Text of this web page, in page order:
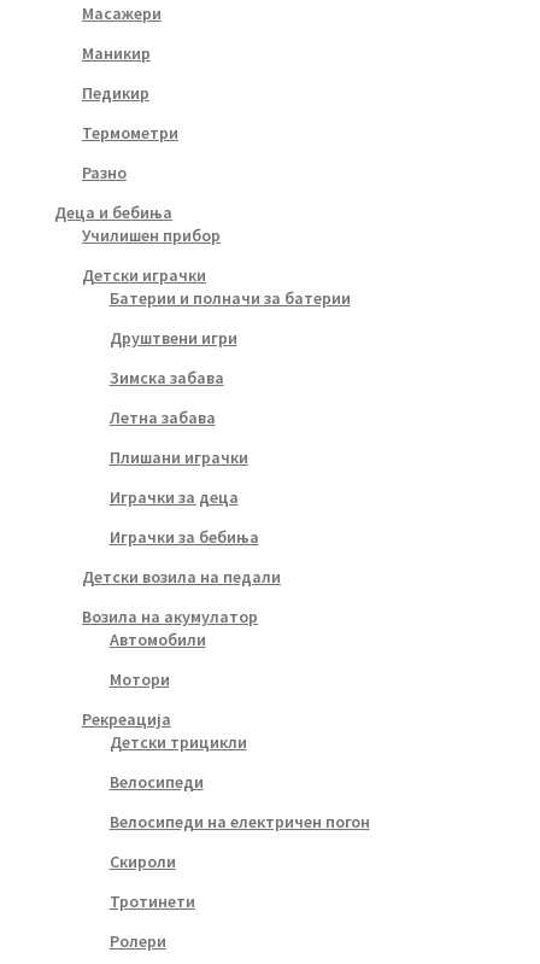
Масажери
Маникир
Педикир
Термометри
Разно
Деца и бебиња
Училишен прибор
Детски играчки
Батерии и полначи за батерии
Друштвени игри
Зимска забава
Летна забава
Плишани играчки
Играчки за деца
Играчки за бебиња
Детски возила на педали
Возила на акумулатор
Автомобили
Мотори
Рекреација
Детски трицикли
Велосипеди
Велосипеди на електричен погон
Скироли
Тротинети
Ролери